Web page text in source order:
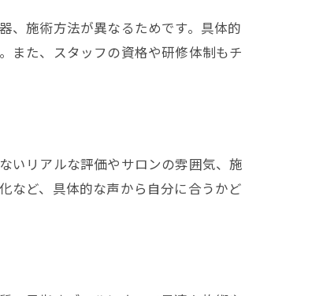
、施術方法が異なるためです。具体的
また、スタッフの資格や研修体制もチ
いリアルな評価やサロンの雰囲気、施
など、具体的な声から自分に合うかど